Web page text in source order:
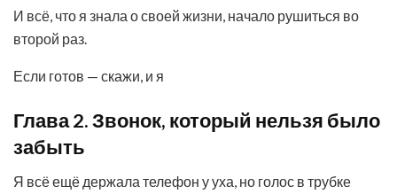
И всё, что я знала о своей жизни, начало рушиться во
второй раз.
Если готов — скажи, и я
Глава 2. Звонок, который нельзя было
забыть
Я всё ещё держала телефон у уха, но голос в трубке